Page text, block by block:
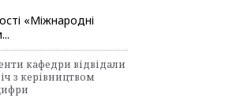
«Міжнародні
кафедри відвідали
з керівництвом